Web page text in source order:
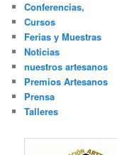
Conferencias,
Cursos
Ferias y Muestras
Noticias
nuestros artesanos
Premios Artesanos
Prensa
Talleres